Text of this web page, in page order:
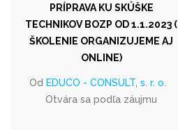
PRÍPRAVA KU SKÚŠKE
TECHNIKOV BOZP OD 1.1.2023 (
ŠKOLENIE ORGANIZUJEME AJ
ONLINE)
Od EDUCO - CONSULT, s. r. o.
Otvára sa podľa záujmu